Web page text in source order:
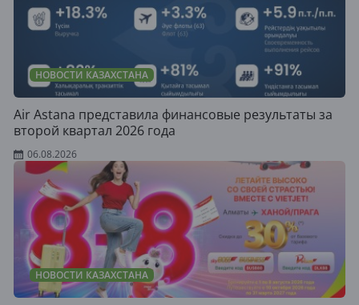
НОВОСТИ КАЗАХСТАНА
Air Astana представила финансовые результаты за
второй квартал 2026 года
06.08.2026
НОВОСТИ КАЗАХСТАНА